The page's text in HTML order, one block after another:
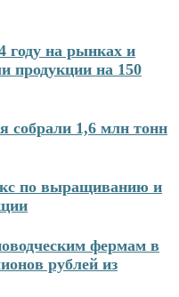
году на рынках и
продукции на 150
собрали 1,6 млн тонн
по выращиванию и
фермам в
рублей из